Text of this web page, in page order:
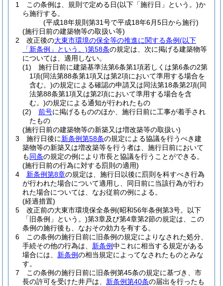
1
この条例は、規則で定める日(以下「施行日」という。)か
ら施行する。
(平成18年規則第31号で平成18年6月5日から施行)
(施行日前の建築物等の取扱い等)
2
改正後の大東市環境の保全等の推進に関する条例(以下
「新条例」という。)第58条の規定は、次に掲げる建築物等
については、適用しない。
(1)
施行日前に建築基準法第6条第1項若しくは第6条の2第
1項(同法第88条第1項又は第2項において準用する場合を
含む。)の規定による確認の申請又は同法第18条第2項(同
法第88条第1項又は第2項において準用する場合を含
む。)の規定による通知が行われたもの
(2)
前号に掲げるもののほか、施行日前に工事が着手され
たもの
(施行日前の建築物等の新築又は増改築等の取扱い)
3
施行日後に新条例第58条の規定による協議を行うべき建
築物等の新築又は増改築等を行う者は、施行日前において
も同条の規定の例により市長と協議を行うことができる。
(施行日前の行為に対する罰則の適用)
4
新条例第8章の規定は、施行日以後に罰則を科すべき行為
が行われた場合について適用し、同日前に当該行為が行わ
れた場合については、なお従前の例による。
(経過措置)
5
改正前の大東市環境保全条例(昭和56年条例第3号。以下
「旧条例」という。)第3章及び第4章第2節の規定は、この
条例の施行後も、なおその効力を有する。
6
この条例の施行日前に旧条例の規定によりなされた処分、
手続その他の行為は、 新条例中これに相当する規定がある
場合には、 新条例の相当規定によってなされたものとみな
す。
7
この条例の施行日前に旧条例第45条の規定に基づき、市
長の許可を受けた井戸は、 新条例第40条の届出を行ったも